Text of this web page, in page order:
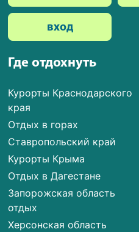
Где отдохнуть
Курорты Краснодарского
края
Отдых в горах
Ставропольский край
Курорты Крыма
Отдых в Дагестане
Запорожская область
отдых
Херсонская область
вход